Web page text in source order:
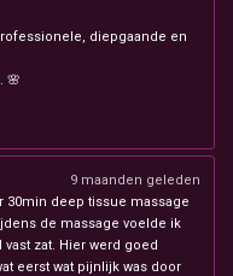
diepgaande en
🌸
9 maanden geleden
30min deep tissue massage
de massage voelde ik
zat. Hier werd goed
eerst wat pijnlijk was door